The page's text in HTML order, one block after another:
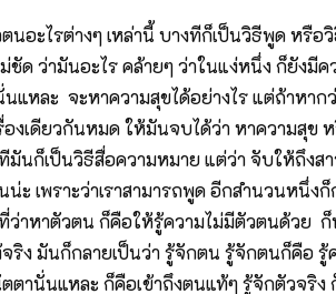
นอะไรต่างๆ เหล่านี้ บางทีก็เป็นวิธีพูด หรือ
ชัด ว่ามันอะไร คล้ายๆ ว่าในแง่หนึ่ง ก็ยังมี
แหละ จะหาความสุขได้อย่างไร แต่ถ้าหาก
องเดียวกันหมด ให้มันจบได้ว่า หาความสุข
มันก็เป็นวิธีสื่อความหมาย แต่ว่า จับให้ถึงส
ะ เพราะว่าเราสามารถพูด อีกสำนวนหนึ่ง
ที่ว่าหาตัวตน ก็คือให้รู้ความไม่มีตัวตนด้วย
ริง มันก็กลายเป็นว่า รู้จักตน รู้จักตนก็คือ รู้
ตานั่นแหละ ก็คือเข้าถึงตนแท้ๆ รู้จักตัวจริง